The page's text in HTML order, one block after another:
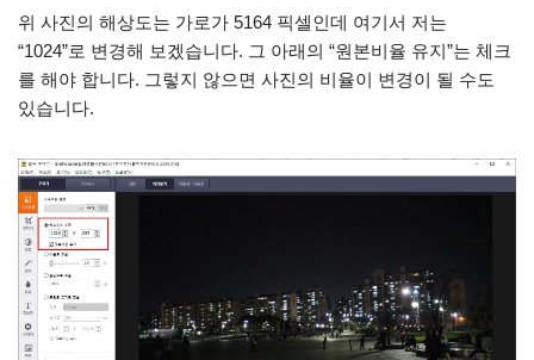
위 사진의 해상도는 가로가 5164 픽셀인데 여기서 저는
“1024”로 변경해 보겠습니다. 그 아래의 “원본비율 유지”는 체크
를 해야 합니다. 그렇지 않으면 사진의 비율이 변경이 될 수도
있습니다.